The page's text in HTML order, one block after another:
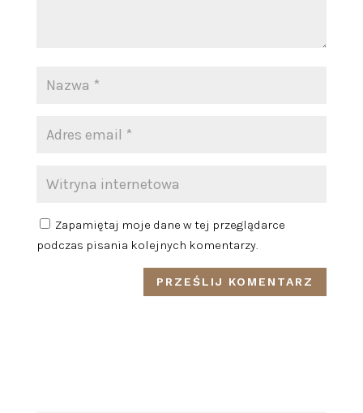
Zapamiętaj moje dane w tej przeglądarce
podczas pisania kolejnych komentarzy.